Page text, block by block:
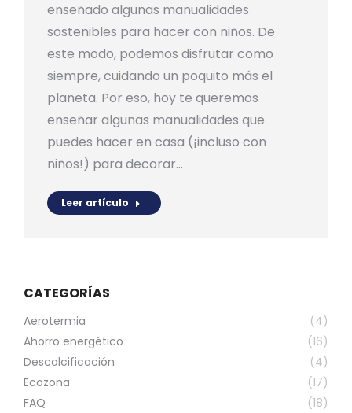
enseñado algunas manualidades
sostenibles para hacer con niños. De
este modo, podemos disfrutar como
siempre, cuidando un poquito más el
planeta. Por eso, hoy te queremos
enseñar algunas manualidades que
puedes hacer en casa (¡incluso con
niños!) para decorar…
Leer artículo
CATEGORÍAS
Aerotermia
(4)
Ahorro energético
(16)
Descalcificación
(4)
Ecozona
(17)
FAQ
(18)